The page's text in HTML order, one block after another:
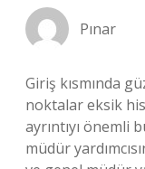
Pınar
Giriş kısmında
noktalar eksik
ayrıntıyı önemli
müdür